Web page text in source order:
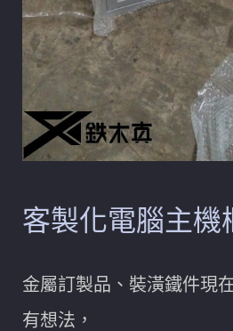
客製化電腦主機
金屬訂製品、裝潢鐵件現
有想法，